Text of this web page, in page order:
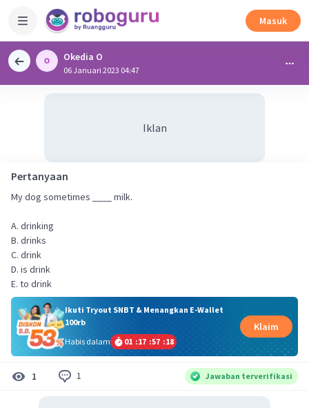
Masuk
Okedia O
06 Januari 2023 04:47
Iklan
Pertanyaan
My dog sometimes ____ milk.
A. drinking
B. drinks
C. drink
D. is drink
E. to drink
Ikuti Tryout SNBT & Menangkan E-Wallet
100rb
Habis dalam
01 :17 :57 :17
Klaim
1 1 Jawaban terverifikasi